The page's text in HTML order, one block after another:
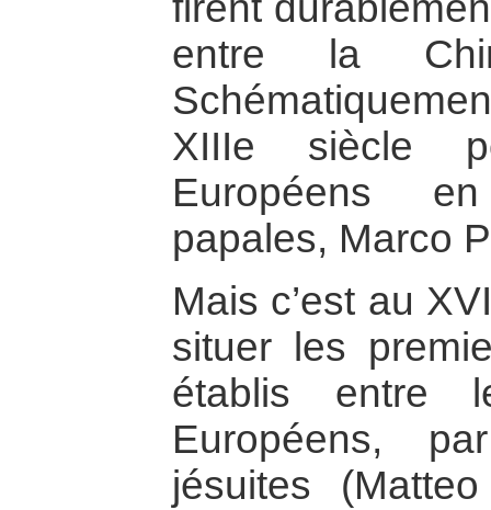
entre la
XIIIe siècle
Européens
papales, Marco
Mais c’est au
situer les
établis entre
Européens,
jésuites